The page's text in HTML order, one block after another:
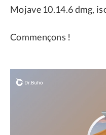
Mojave 10.14.6 dmg,
Commençons !